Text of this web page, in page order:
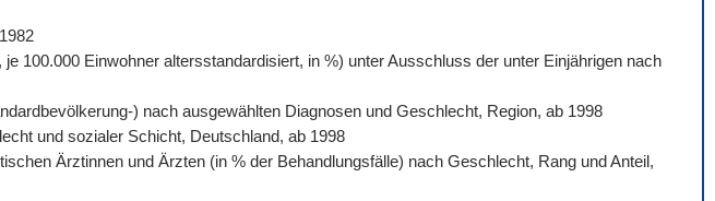
100.000 Einwohner altersstandardisiert, in %) unter Ausschluss der unter Einjährigen nach
) nach ausgewählten Diagnosen und Geschlecht, Region, ab 1998
und sozialer Schicht, Deutschland, ab 1998
Ärztinnen und Ärzten (in % der Behandlungsfälle) nach Geschlecht, Rang und Anteil,